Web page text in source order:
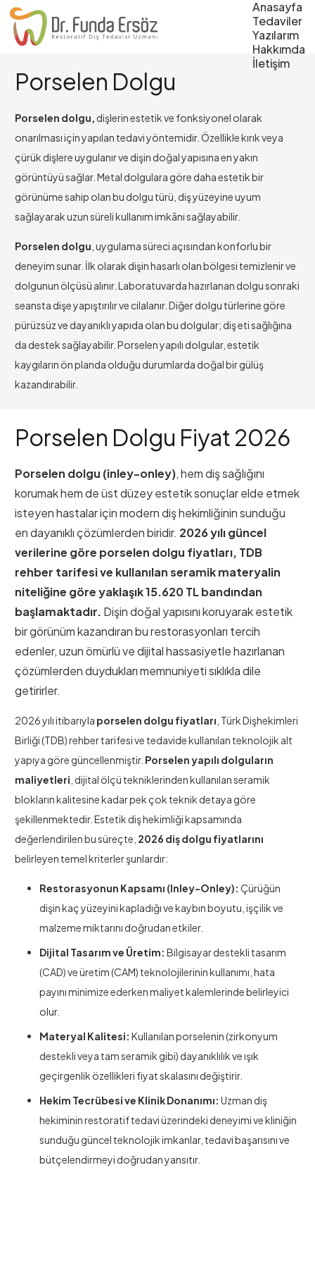
Anasayfa
Tedaviler
Yazılarım
Hakkımda
İletişim
Porselen Dolgu
Porselen dolgu, dişlerin estetik ve fonksiyonel olarak
onarılması için yapılan tedavi yöntemidir. Özellikle kırık veya
çürük dişlere uygulanır ve dişin doğal yapısına en yakın
görüntüyü sağlar. Metal dolgulara göre daha estetik bir
görünüme sahip olan bu dolgu türü, diş yüzeyine uyum
sağlayarak uzun süreli kullanım imkânı sağlayabilir.
Porselen dolgu , uygulama süreci açısından konforlu bir
deneyim sunar. İlk olarak dişin hasarlı olan bölgesi temizlenir ve
dolgunun ölçüsü alınır. Laboratuvarda hazırlanan dolgu sonraki
seansta dişe yapıştırılır ve cilalanır. Diğer dolgu türlerine göre
pürüzsüz ve dayanıklı yapıda olan bu dolgular; diş eti sağlığına
da destek sağlayabilir. Porselen yapılı dolgular, estetik
kaygıların ön planda olduğu durumlarda doğal bir gülüş
kazandırabilir.
Porselen Dolgu Fiyat 2026
Porselen dolgu (inley-onley), hem diş sağlığını
korumak hem de üst düzey estetik sonuçlar elde etmek
isteyen hastalar için modern diş hekimliğinin sunduğu
en dayanıklı çözümlerden biridir. 2026 yılı güncel
verilerine göre porselen dolgu fiyatları, TDB
rehber tarifesi ve kullanılan seramik materyalin
niteliğine göre yaklaşık 15.620 TL bandından
başlamaktadır. Dişin doğal yapısını koruyarak estetik
bir görünüm kazandıran bu restorasyonları tercih
edenler, uzun ömürlü ve dijital hassasiyetle hazırlanan
çözümlerden duydukları memnuniyeti sıklıkla dile
getirirler.
2026 yılı itibarıyla porselen dolgu fiyatları , Türk Dişhekimleri
Birliği (TDB) rehber tarifesi ve tedavide kullanılan teknolojik alt
yapıya göre güncellenmiştir. Porselen yapılı dolguların
maliyetleri , dijital ölçü tekniklerinden kullanılan seramik
blokların kalitesine kadar pek çok teknik detaya göre
şekillenmektedir. Estetik diş hekimliği kapsamında
değerlendirilen bu süreçte, 2026 diş dolgu fiyatlarını
belirleyen temel kriterler şunlardır:
Restorasyonun Kapsamı (Inley-Onley): Çürüğün
dişin kaç yüzeyini kapladığı ve kaybın boyutu, işçilik ve
malzeme miktarını doğrudan etkiler.
Dijital Tasarım ve Üretim: Bilgisayar destekli tasarım
(CAD) ve üretim (CAM) teknolojilerinin kullanımı, hata
payını minimize ederken maliyet kalemlerinde belirleyici
olur.
Materyal Kalitesi: Kullanılan porselenin (zirkonyum
destekli veya tam seramik gibi) dayanıklılık ve ışık
geçirgenlik özellikleri fiyat skalasını değiştirir.
Hekim Tecrübesi ve Klinik Donanımı: Uzman diş
hekiminin restoratif tedavi üzerindeki deneyimi ve kliniğin
sunduğu güncel teknolojik imkanlar, tedavi başarısını ve
bütçelendirmeyi doğrudan yansıtır.